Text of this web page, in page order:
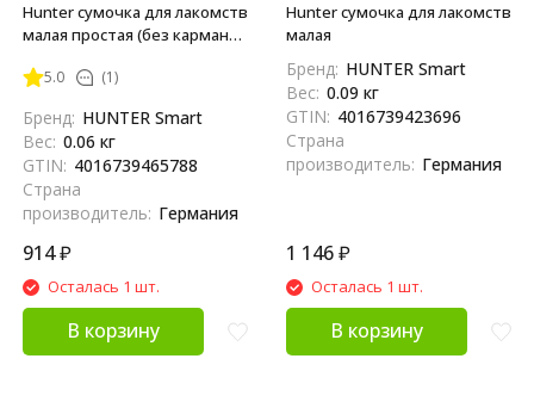
Hunter сумочка для лакомств
малая простая (без кармана
ремня)
5.0 (1)
Бренд: HUNTER Smart
Вес: 0.06 кг
GTIN: 4016739465788
Страна
производитель: Германия
914₽
Осталась 1 шт.
В корзину
Hunter сумочка для лакомств
малая
Бренд: HUNTER Smart
Вес: 0.09 кг
GTIN: 4016739423696
Страна
производитель: Германия
1 146₽
Осталась 1 шт.
В корзину